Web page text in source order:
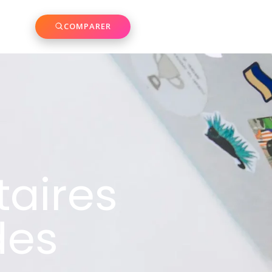
COMPARER